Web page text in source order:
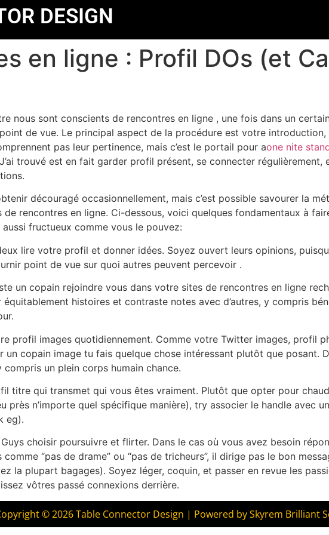
DESIGN
en ligne : Profil DOs (et
nous sont conscients de rencontres en ligne , une fois dans un
de vue. Le principal aspect de la procédure est votre
pas leur pertinence, mais c’est le portail pour aone nite
trouvé est en fait garder profil présent, se connecter
découragé occasionnellement, mais c’est possible savourer la
rencontres en ligne. Ci-dessous, voici quelques fondamentaux à
fructueux comme vous le pouvez:
lire votre profil et donner idées. Soyez ouvert leurs opinions,
point de vue sur quoi autres peuvent percevoir .
un copain rejoindre vous dans votre sites de rencontres en ligne
équitablement histoires et contraste notes avec d’autres, y compris
profil images quotidiennement. Comme votre Twitter images, profil
copain image tu fais quelque chose intéressant plutôt que posant.
compris un plein corps humain chance.
titre qui transmet qui vous êtes vraiment. Plutôt que opter pour
près n’importe quel spécifique manière), try associer le handle avec
eg).
choisir poursuivre et flirter. Dans le cas où vous avez besoin
“pas de drame” ou “pas de tricheurs”, il dirige pas le bon
la plupart bagages). Soyez léger, coquin, et passer en revue les
vôtres passé connexions derrière.
© 2026 Table Connector Design | Powered by Skyrem Brilliant